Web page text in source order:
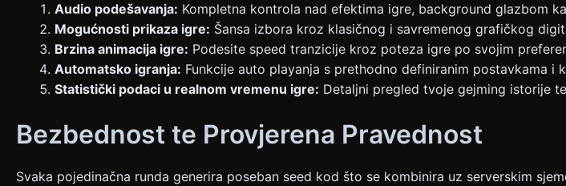
Audio podešavanja: Kompletna kontrola nad efektima igre, background glazbom
Mogućnosti prikaza igre: Šansa izbora kroz klasičnog i savremenog grafičkog
Brzina animacija igre: Podesite speed tranzicije kroz poteza igre po svojim
Automatsko igranja: Funkcije auto playanja s prethodno definiranim postavkama i
Statistički podaci u realnom vremenu igre: Detaljni pregled tvoje gejming istorije
Bezbednost te Provjerena Pravednost
Svaka pojedinačna runda generira poseban seed kod što se kombinira uz serverskim